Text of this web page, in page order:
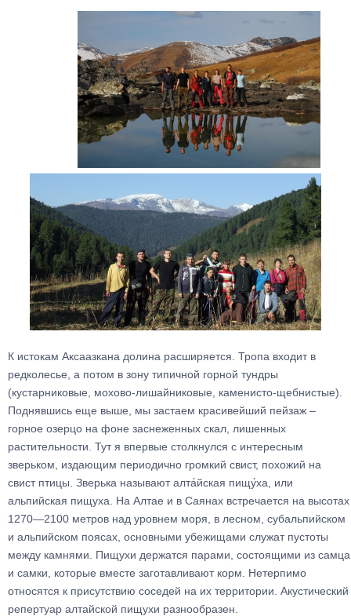
К истокам Аксаазкана долина расширяется. Тропа входит в
редколесье, а потом в зону типичной горной тундры
(кустарниковые, мохово-лишайниковые, каменисто-щебнистые).
Поднявшись еще выше, мы застаем красивейший пейзаж –
горное озерцо на фоне заснеженных скал, лишенных
растительности. Тут я впервые столкнулся с интересным
зверьком, издающим периодично громкий свист, похожий на
свист птицы. Зверька называют алта́йская пищу́ха, или
альпийская пищуха. На Алтае и в Саянах встречается на высотах
1270—2100 метров над уровнем моря, в лесном, субальпийском
и альпийском поясах, основными убежищами служат пустоты
между камнями. Пищухи держатся парами, состоящими из самца
и самки, которые вместе заготавливают корм. Нетерпимо
относятся к присутствию соседей на их территории. Акустический
репертуар алтайской пищухи разнообразен.